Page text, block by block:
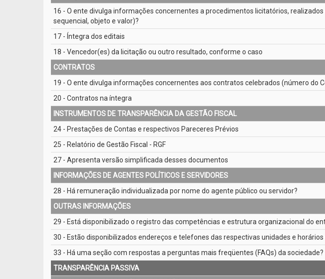
16 - O ente divulga informações concernentes a procedimentos licitatórios,
sequencial, objeto e valor)?
17 - Íntegra dos editais
18 - Vencedor(es) da licitação ou outro resultado, conforme o caso
CONTRATOS
19 - O ente divulga informações concernentes aos contratos celebrados (número do
20 - Contratos na íntegra
INSTRUMENTOS DE TRANSPARÊNCIA DA GESTÃO FISCAL
24 - Prestações de Contas e respectivos Pareceres Prévios
25 - Relatório de Gestão Fiscal - RGF
27 - Apresenta versão simplificada desses documentos
INFORMAÇÕES DE AGENTES POLÍTICOS E SERVIDORES
28 - Há remuneração individualizada por nome do agente público ou servidor?
OUTRAS INFORMAÇÕES
29 - Está disponibilizado o registro das competências e estrutura organizacional do
30 - Estão disponibilizados endereços e telefones das respectivas unidades e
33 - Há uma seção com respostas a perguntas mais freqüentes (FAQs) da sociedade?
TRANSPARÊNCIA PASSIVA